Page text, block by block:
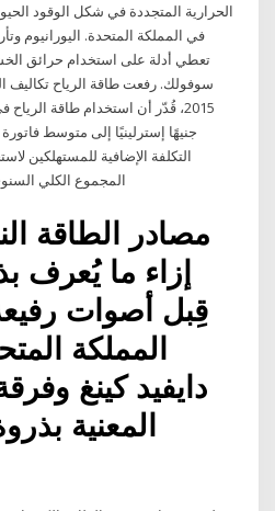
في المملكة المتحدة. اليورانيوم
تعطي أدلة على استخدام حرائق
سوفولك. رفعت طاقة الرياح تكاليف
جنيهًا إسترلينيًا إلى متوسط
المجموع الكلي السنوي، نحو 2 18‏‏/3‏‏/
مصادر الطاقة
إزاء ما يُعرف
قِبل أصوات
المملكة
دايفيد كينغ
المعنية